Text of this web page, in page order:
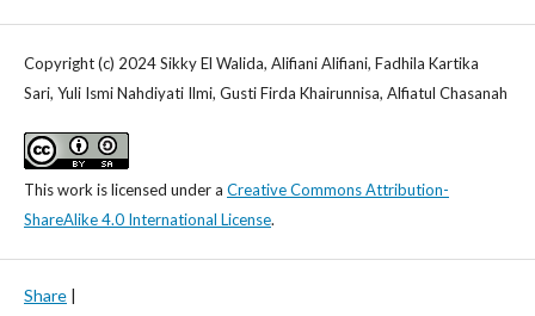
Copyright (c) 2024 Sikky El Walida, Alifiani Alifiani, Fadhila Kartika
Sari, Yuli Ismi Nahdiyati Ilmi, Gusti Firda Khairunnisa, Alfiatul Chasanah
This work is licensed under a Creative Commons Attribution-
ShareAlike 4.0 International License.
Share |